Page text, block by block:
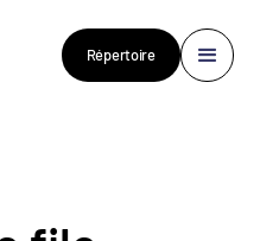
Répertoire